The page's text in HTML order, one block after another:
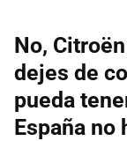
No,
dejes de
pueda
España no